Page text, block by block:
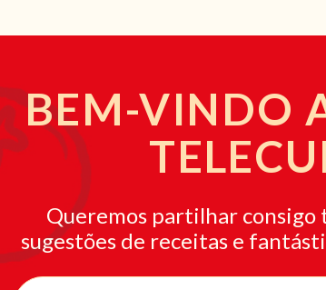
BEM-VINDO
Queremos partilhar consigo
sugestões de receitas e